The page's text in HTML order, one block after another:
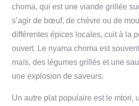
choma, qui est une viande grillée
s’agir de bœuf, de chèvre ou de
différentes épices locales, cuit à la
ouvert. Le nyama choma est
maïs, des légumes grillés et une
une explosion de saveurs.
Un autre plat populaire est le mtori,